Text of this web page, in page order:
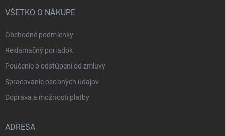
VŠETKO O NÁKUPE
Obchodné podmienky
Reklamačný poriadok
Poučenie o odstúpení od zmluvy
Spracovanie osobných údajov
Doprava a možnosti platby
ADRESA